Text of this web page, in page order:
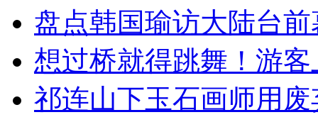
盘点韩国瑜访大陆台
想过桥就得跳舞！游客
祁连山下玉石画师用